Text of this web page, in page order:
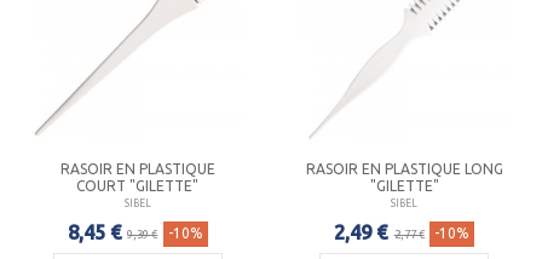
RASOIR EN PLASTIQUE
COURT "GILETTE"
SIBEL
8,45 € 9,39 € -10%
RASOIR EN PLASTIQUE LONG
"GILETTE"
SIBEL
2,49 € 2,77 € -10%